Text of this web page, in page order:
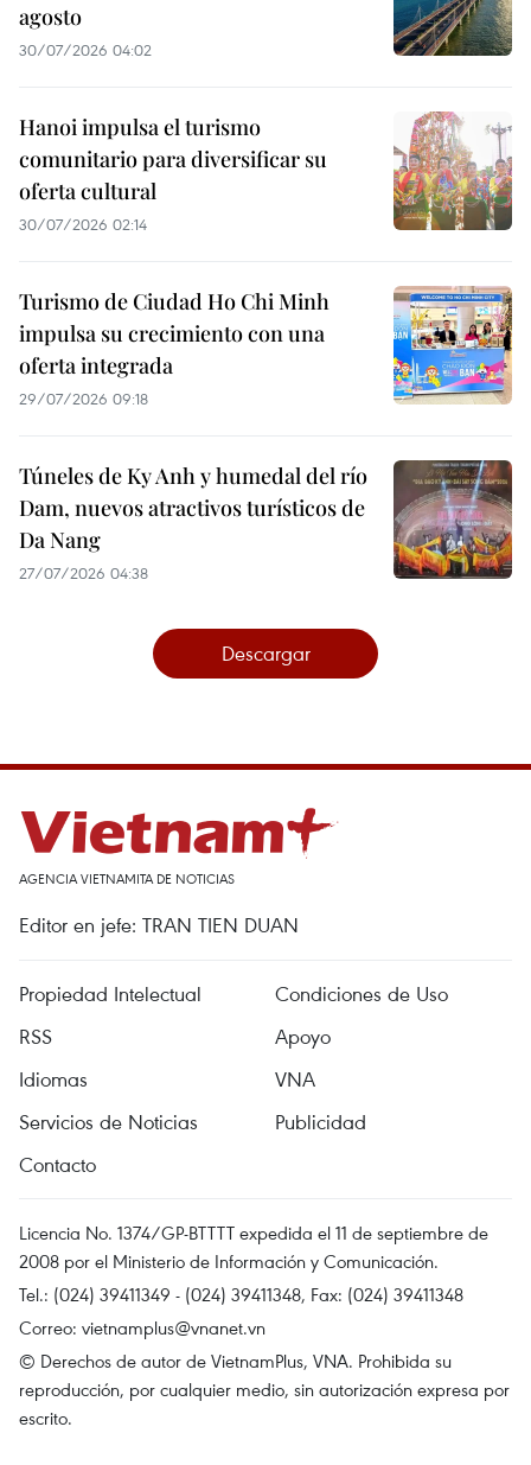
agosto
30/07/2026 04:02
Hanoi impulsa el turismo
comunitario para diversificar su
oferta cultural
30/07/2026 02:14
Turismo de Ciudad Ho Chi Minh
impulsa su crecimiento con una
oferta integrada
29/07/2026 09:18
Túneles de Ky Anh y humedal del río
Dam, nuevos atractivos turísticos de
Da Nang
27/07/2026 04:38
Descargar
AGENCIA VIETNAMITA DE NOTICIAS
Editor en jefe: TRAN TIEN DUAN
Propiedad Intelectual
Condiciones de Uso
RSS
Apoyo
Idiomas
VNA
Servicios de Noticias
Publicidad
Contacto
Licencia No. 1374/GP-BTTTT expedida el 11 de septiembre de
2008 por el Ministerio de Información y Comunicación.
Tel.: (024) 39411349 - (024) 39411348, Fax: (024) 39411348
Correo: vietnamplus@vnanet.vn
© Derechos de autor de VietnamPlus, VNA. Prohibida su
reproducción, por cualquier medio, sin autorización expresa por
escrito.